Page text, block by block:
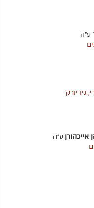
ע״ה
ניו יורק
ע״ה